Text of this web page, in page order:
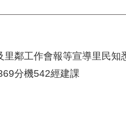
鄰工作會報等宣導里民知
分機542經建課